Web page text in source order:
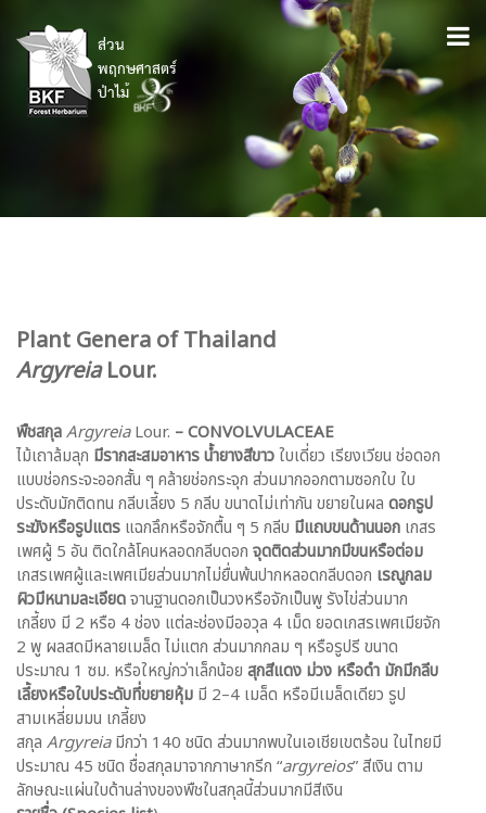
Plant Genera of Thailand
ArgyreiaLour.
พืชสกุลArgyreiaLour. – CONVOLVULACEAE
ไม้เถาล้มลุก มีรากสะสมอาหาร น้ำยางสีขาวใบเดี่ยว เรียงเวียน ช่อดอก
แบบช่อกระจะออกสั้น ๆ คล้ายช่อกระจุก ส่วนมากออกตามซอกใบ ใบ
ประดับมักติดทน กลีบเลี้ยง 5 กลีบ ขนาดไม่เท่ากัน ขยายในผล ดอกรูป
ระฆังหรือรูปแตร แฉกลึกหรือจักตื้น ๆ 5 กลีบ มีแถบขนด้านนอก เกสร
เพศผู้ 5 อัน ติดใกล้โคนหลอดกลีบดอก จุดติดส่วนมากมีขนหรือต่อม
เกสรเพศผู้และเพศเมียส่วนมากไม่ยื่นพ้นปากหลอดกลีบดอก เรณูกลม
ผิวมีหนามละเอียดจานฐานดอกเป็นวงหรือจักเป็นพู รังไข่ส่วนมาก
เกลี้ยง มี 2 หรือ 4 ช่อง แต่ละช่องมีออวุล 4 เม็ด ยอดเกสรเพศเมียจัก
2 พู ผลสดมีหลายเมล็ด ไม่แตก ส่วนมากกลม ๆ หรือรูปรี ขนาด
ประมาณ 1 ซม. หรือใหญ่กว่าเล็กน้อย สุกสีแดง ม่วง หรือดำ มักมีกลีบ
เลี้ยงหรือใบประดับที่ขยายหุ้ม มี 2–4 เมล็ด หรือมีเมล็ดเดียว รูป
สามเหลี่ยมมน เกลี้ยง
สกุล Argyreiaมีกว่า 140 ชนิด ส่วนมากพบในเอเชียเขตร้อน ในไทยมี
ประมาณ 45 ชนิด ชื่อสกุลมาจากภาษากรีก “argyreios” สีเงิน ตาม
ลักษณะแผ่นใบด้านล่างของพืชในสกุลนี้ส่วนมากมีสีเงิน